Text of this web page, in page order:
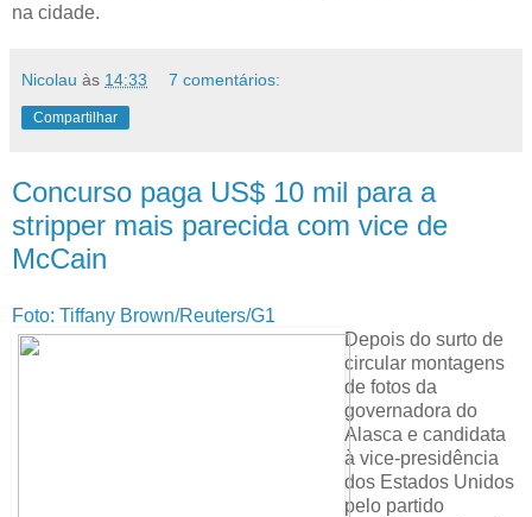
na cidade.
Nicolau às 14:33 7 comentários:
Compartilhar
Concurso paga US$ 10 mil para a
stripper mais parecida com vice de
McCain
Foto: Tiffany Brown/Reuters/G1
Depois do surto de
circular montagens
de fotos da
governadora do
Alasca e candidata
à vice-presidência
dos Estados Unidos
pelo partido